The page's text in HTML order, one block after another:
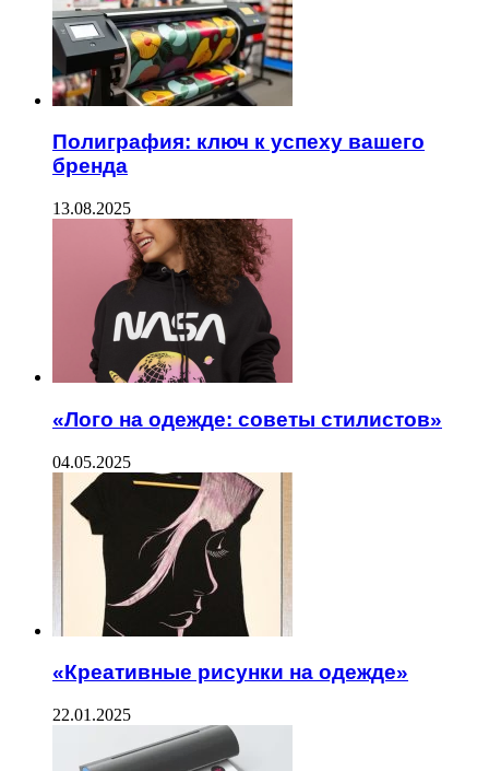
Полиграфия: ключ к успеху вашего
бренда
13.08.2025
«Лого на одежде: советы стилистов»
04.05.2025
«Креативные рисунки на одежде»
22.01.2025